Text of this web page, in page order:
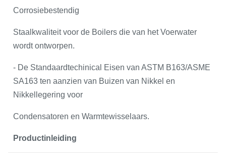
Corrosiebestendig
Staalkwaliteit voor de Boilers die van het Voerwater
wordt ontworpen.
- De Standaardtechinical Eisen van ASTM B163/ASME
SA163 ten aanzien van Buizen van Nikkel en
Nikkellegering voor
Condensatoren en Warmtewisselaars.
Productinleiding